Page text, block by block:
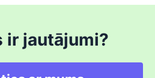
ir jautājumi?